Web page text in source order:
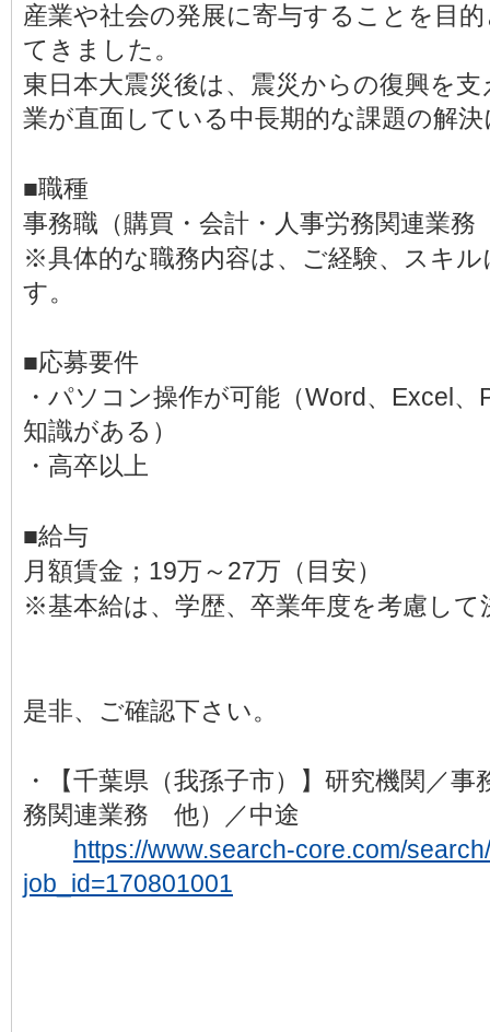
産業や社会の発展に寄与することを目
てきました。
東日本大震災後は、震災からの復興を
業が直面している中長期的な課題の解
■職種
事務職（購買・会計・人事労務関連業
※具体的な職務内容は、ご経験、スキ
す。
■応募要件
・パソコン操作が可能（Word、Excel
知識がある）
・高卒以上
■給与
月額賃金；19万～27万（目安）
※基本給は、学歴、卒業年度を考慮して
是非、ご確認下さい。
・【千葉県（我孫子市）】研究機関／
務関連業務 他）／中途
https://www.search-core.com/
job_id=170801001